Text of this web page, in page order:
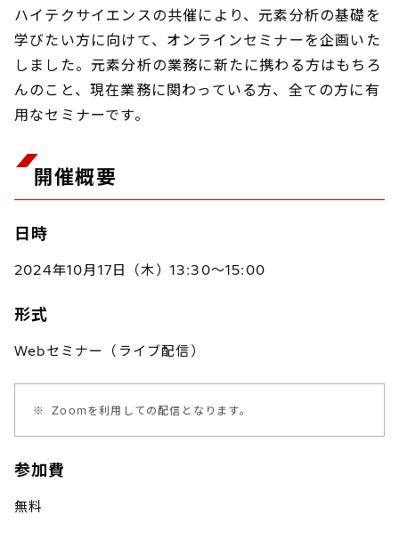
ハイテクサイエンスの共催により、元素分析の基礎を
学びたい方に向けて、オンラインセミナーを企画いた
しました。元素分析の業務に新たに携わる方はもちろ
んのこと、現在業務に関わっている方、全ての方に有
用なセミナーです。
開催概要
日時
2024年10月17日（木）13:30～15:00
形式
Webセミナー（ライブ配信）
※ Zoomを利用しての配信となります。
参加費
無料